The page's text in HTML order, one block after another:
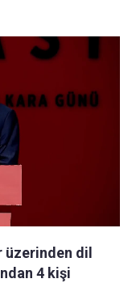
dil
4 kişi